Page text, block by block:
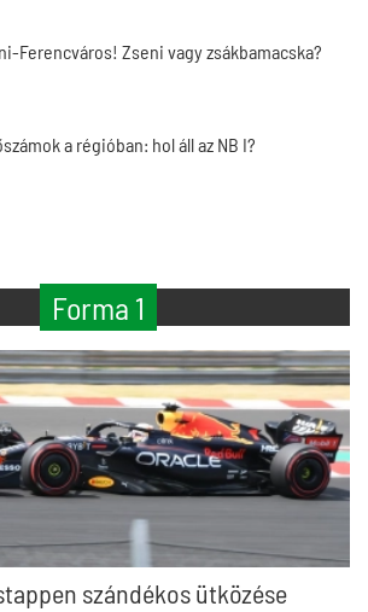
Ferencváros! Zseni vagy zsákbamacska?
a régióban: hol áll az NB I?
Forma 1
szándékos ütközése